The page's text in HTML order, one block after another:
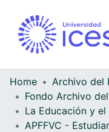
Home